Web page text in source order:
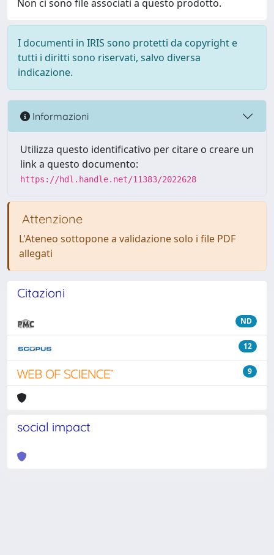
Non ci sono file associati a questo prodotto.
I documenti in IRIS sono protetti da copyright e
tutti i diritti sono riservati, salvo diversa
indicazione.
Informazioni
Utilizza questo identificativo per citare o creare un
link a questo documento:
https://hdl.handle.net/11383/2022628
Attenzione
L'Ateneo sottopone a validazione solo i file PDF
allegati
Citazioni
ND
12
9
social impact